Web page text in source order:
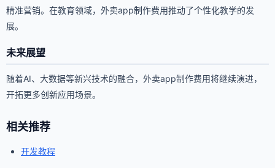
精准营销。在教育领域，外卖app制作费用推动了个性化教学的发
展。
未来展望
随着AI、大数据等新兴技术的融合，外卖app制作费用将继续演进，
开拓更多创新应用场景。
相关推荐
开发教程